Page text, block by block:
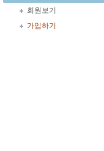
회원보기
가입하기